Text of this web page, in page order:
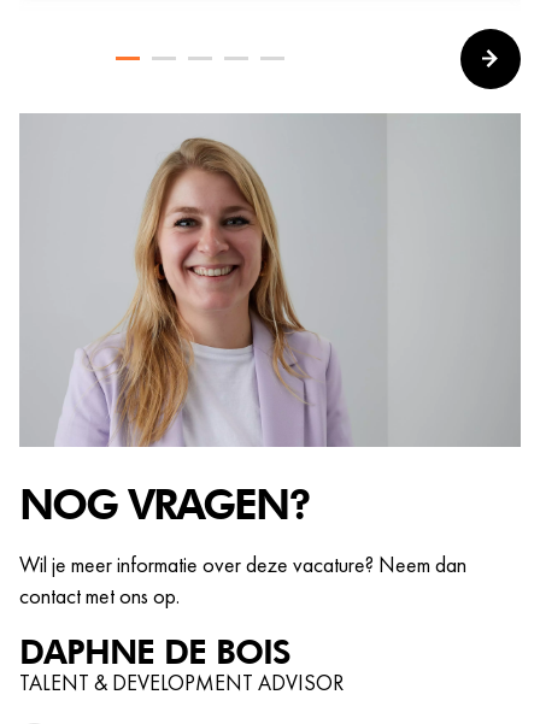
NOG VRAGEN?
Wil je meer informatie over deze vacature? Neem dan
contact met ons op.
DAPHNE DE BOIS
TALENT & DEVELOPMENT ADVISOR